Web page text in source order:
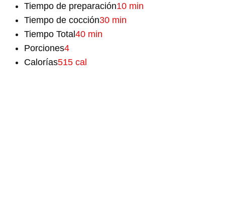
Tiempo de preparación10 min
Tiempo de cocción30 min
Tiempo Total40 min
Porciones4
Calorías515 cal